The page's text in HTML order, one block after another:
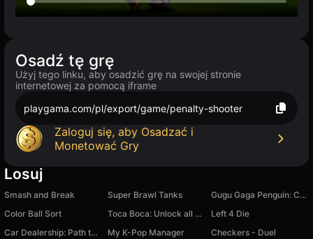
Osadź tę grę
Użyj tego linku, aby osadzić grę na swojej stronie
internetowej za pomocą iframe
playgama.com/pl/export/game/penalty-shooter
Zaloguj się, aby Osadzać i
Monetować Gry
Losuj
Smash and Break Super Brawl Tanks
Gugu Gaga Penguin: Chat Messages
Color Ball Sort
Toсa Boca: Unlock all skins
Left 4 Die
Car Dealership: Path to Wealth
My K-Pop Manager
Checkers - Duel